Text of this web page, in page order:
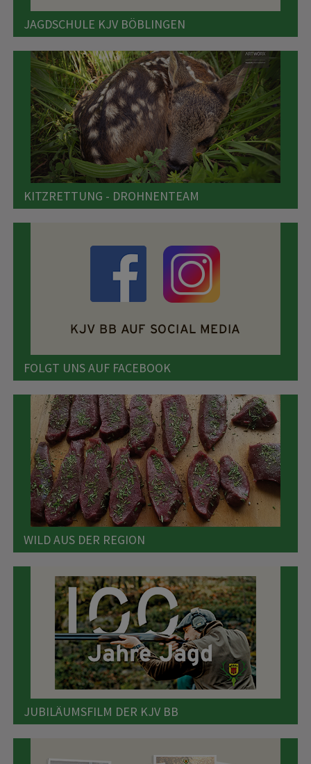
JAGDSCHULE KJV BÖBLINGEN
KITZRETTUNG - DROHNENTEAM
FOLGT UNS AUF FACEBOOK
WILD AUS DER REGION
JUBILÄUMSFILM DER KJV BB